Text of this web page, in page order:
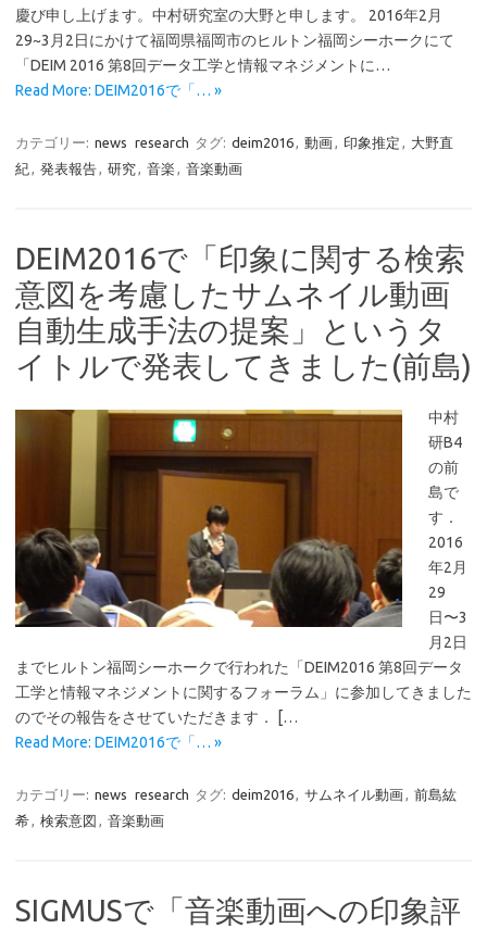
慶び申し上げます。中村研究室の大野と申します。 2016年2月
29~3月2日にかけて福岡県福岡市のヒルトン福岡シーホークにて
「DEIM 2016 第8回データ工学と情報マネジメントに…
Read More: DEIM2016で「… »
カテゴリー: news research タグ: deim2016, 動画, 印象推定 , 大野直
紀, 発表報告, 研究, 音楽 , 音楽動画
DEIM2016で「印象に関する検索
意図を考慮したサムネイル動画
自動生成手法の提案」というタ
イトルで発表してきました(前島)
中村
研B4
の前
島で
す．
2016
年2月
29
日〜3
月2日
までヒルトン福岡シーホークで行われた「DEIM2016 第8回データ
工学と情報マネジメントに関するフォーラム」に参加してきました
のでその報告をさせていただきます． […
Read More: DEIM2016で「… »
カテゴリー: news research タグ: deim2016, サムネイル動画, 前島紘
希, 検索意図 , 音楽動画
SIGMUSで「音楽動画への印象評